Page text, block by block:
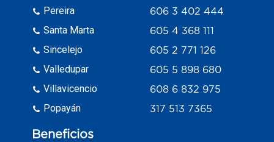
Pereira
Santa Marta
Sincelejo
Valledupar
Villavicencio
Popayán
606 3 402 444
605 4 368 111
605 2 771 126
605 5 898 680
608 6 832 975
317 513 7365
Beneficios